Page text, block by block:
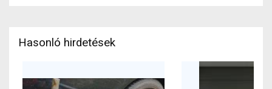
Hasonló hirdetések